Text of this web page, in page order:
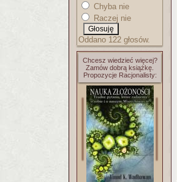
Chyba nie
Raczej nie
Oddano 122 głosów.
Chcesz wiedzieć więcej?
Zamów dobrą książkę.
Propozycje Racjonalisty: